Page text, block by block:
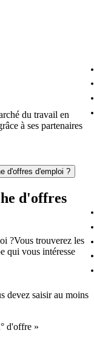
du travail en
à ses partenaires
d'offres d'emploi ?
d'offres
?Vous trouverez les
qui vous intéresse
devez saisir au moins
d'offre »